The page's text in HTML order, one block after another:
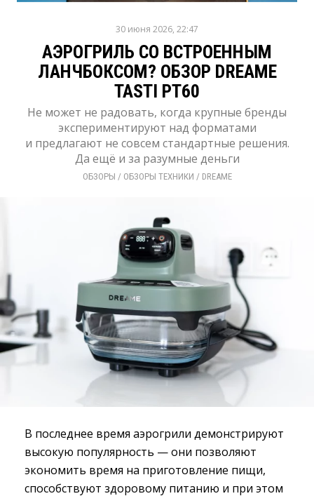
30 июня 2026, 22:47
АЭРОГРИЛЬ СО ВСТРОЕННЫМ
ЛАНЧБОКСОМ? ОБЗОР DREAME
TASTI PT60
Не может не радовать, когда крупные бренды
экспериментируют над форматами
и предлагают не совсем стандартные решения.
Да ещё и за разумные деньги
ОБЗОРЫ / ОБЗОРЫ ТЕХНИКИ / DREAME
В последнее время аэрогрили демонстрируют
высокую популярность — они позволяют
экономить время на приготовление пищи,
способствуют здоровому питанию и при этом